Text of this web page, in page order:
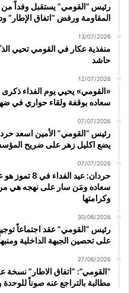
رئيس “القومي” يستقبل وفداً من
المقاومة ورفض “اتفاق الإطار”
13/07/2026
حاشد
12/07/2026
«القومي» يحيي يوم الفداء
سعاده بوقفة ولقاء حواري في
07/07/2026
رئيس “القومي” الأمين اسعد
يضع اكليل زهر على ضريح
07/07/2026
حردان: عيد
سعاده ومَن سار على نهجه هي من
وكرامتها
30/06/2026
رئيس “القومي” عقد اجتماعاً
على تحصين الجبهة الداخلية
27/06/2026
مطالبة بالتراجع عنه صوناً للوحدة